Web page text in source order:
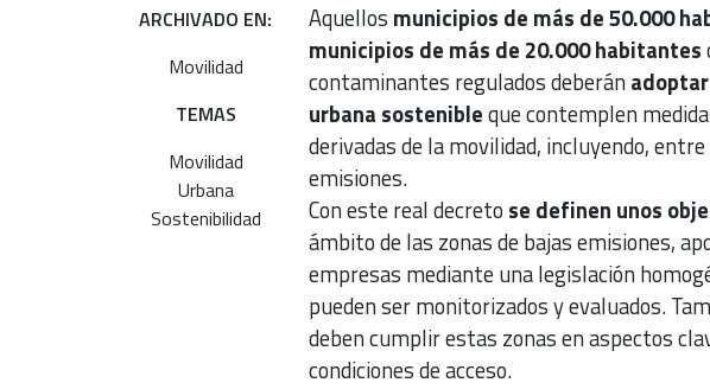
ARCHIVADO EN:
Movilidad
TEMAS
Movilidad
Urbana
Sostenibilidad
Aquellos municipios de más de 50.000
municipios de más de 20.000 habitantes
contaminantes regulados deberán
urbana sostenibleque contemplen
derivadas de la movilidad, incluyendo,
emisiones.
Con este real decreto se definen unos
ámbito de las zonas de bajas emisiones,
empresas mediante una legislación
pueden ser monitorizados y evaluados.
deben cumplir estas zonas en aspectos
condiciones de acceso.